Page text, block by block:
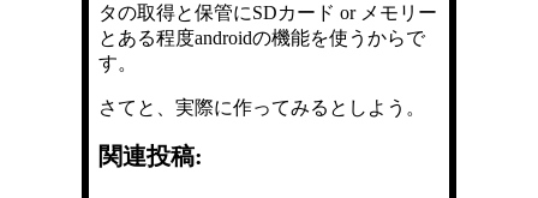
タの取得と保管にSDカード or メモリー
とある程度androidの機能を使うからで
す。
さてと、実際に作ってみるとしよう。
関連投稿: